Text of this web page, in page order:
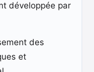
développée par
des
et